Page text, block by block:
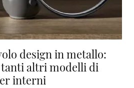
design in metallo:
altri modelli di
interni